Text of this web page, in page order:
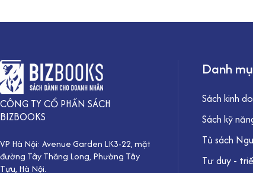
CÔNG TY CỔ PHẦN SÁCH
BIZBOOKS
VP Hà Nội: Avenue Garden LK3-22, mặt
đường Tây Thăng Long, Phường Tây
Tựu, Hà Nội.
Danh
Sách kinh
Sách kỹ
Tủ sách
Tư duy -